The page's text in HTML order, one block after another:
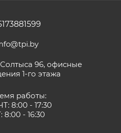
Солтыса 96, офисные
1-го этажа
работы:
8:00 - 17:30
8:00 - 16:30